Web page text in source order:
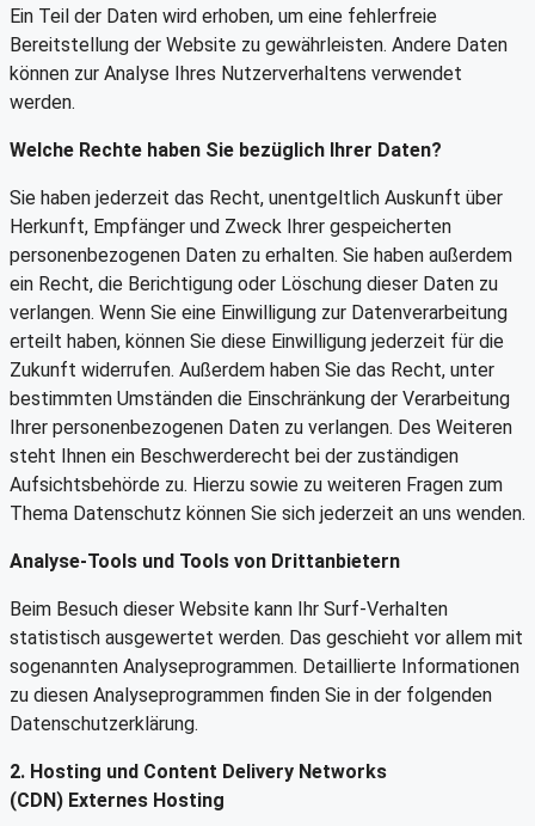
Ein Teil der Daten wird erhoben, um eine fehlerfreie
Bereitstellung der Website zu gewährleisten. Andere Daten
können zur Analyse Ihres Nutzerverhaltens verwendet
werden.
Welche Rechte haben Sie bezüglich Ihrer Daten?
Sie haben jederzeit das Recht, unentgeltlich Auskunft über
Herkunft, Empfänger und Zweck Ihrer gespeicherten
personenbezogenen Daten zu erhalten. Sie haben außerdem
ein Recht, die Berichtigung oder Löschung dieser Daten zu
verlangen. Wenn Sie eine Einwilligung zur Datenverarbeitung
erteilt haben, können Sie diese Einwilligung jederzeit für die
Zukunft widerrufen. Außerdem haben Sie das Recht, unter
bestimmten Umständen die Einschränkung der Verarbeitung
Ihrer personenbezogenen Daten zu verlangen. Des Weiteren
steht Ihnen ein Beschwerderecht bei der zuständigen
Aufsichtsbehörde zu. Hierzu sowie zu weiteren Fragen zum
Thema Datenschutz können Sie sich jederzeit an uns wenden.
Analyse-Tools und Tools von Drittanbietern
Beim Besuch dieser Website kann Ihr Surf-Verhalten
statistisch ausgewertet werden. Das geschieht vor allem mit
sogenannten Analyseprogrammen. Detaillierte Informationen
zu diesen Analyseprogrammen finden Sie in der folgenden
Datenschutzerklärung.
2. Hosting und Content Delivery Networks
(CDN) Externes Hosting